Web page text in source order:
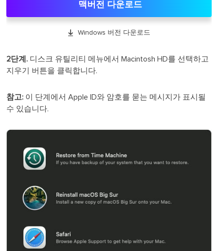
맥버전 다운로드
 Windows 버전 다운로드
2단계. 디스크 유틸리티 메뉴에서 Macintosh HD를 선택하고
지우기 버튼을 클릭합니다.
참고: 이 단계에서 Apple ID와 암호를 묻는 메시지가 표시될
수 있습니다.